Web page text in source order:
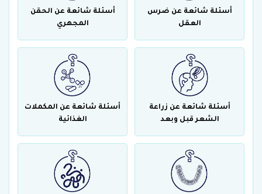
أسئلة شائعة عن ضرس
العقل
أسئلة شائعة عن الحقن
المجهري
أسئلة شائعة عن زراعة
الشعر قبل وبعد
أسئلة شائعة عن المكملات
الغذائية